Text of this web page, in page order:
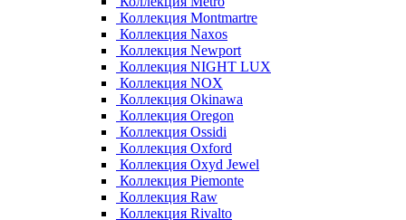
Коллекция Montmartre
Коллекция Naxos
Коллекция Newport
Коллекция NIGHT LUX
Коллекция NOX
Коллекция Okinawa
Коллекция Oregon
Коллекция Ossidi
Коллекция Oxford
Коллекция Oxyd Jewel
Коллекция Piemonte
Коллекция Raw
Коллекция Rivalto